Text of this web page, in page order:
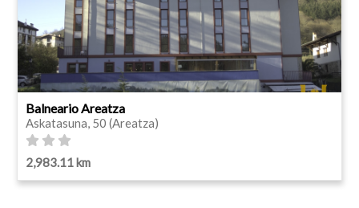
Balneario Areatza
Askatasuna, 50 (Areatza)
2,983.11 km